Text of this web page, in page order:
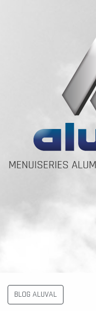
BLOG ALUVAL